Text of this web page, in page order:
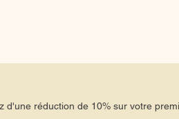
d'une réduction de 10% sur votre